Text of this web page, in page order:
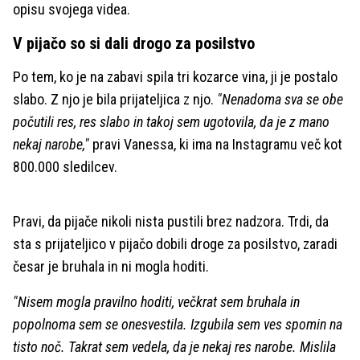
opisu svojega videa.
V pijačo so si dali drogo za posilstvo
Po tem, ko je na zabavi spila tri kozarce vina, ji je postalo
slabo. Z njo je bila prijateljica z njo. "Nenadoma sva se obe
počutili res, res slabo in takoj sem ugotovila, da je z mano
nekaj narobe," pravi Vanessa, ki ima na Instagramu več kot
800.000 sledilcev.
Pravi, da pijače nikoli nista pustili brez nadzora. Trdi, da
sta s prijateljico v pijačo dobili droge za posilstvo, zaradi
česar je bruhala in ni mogla hoditi.
"Nisem mogla pravilno hoditi, večkrat sem bruhala in
popolnoma sem se onesvestila. Izgubila sem ves spomin na
tisto noč. Takrat sem vedela, da je nekaj res narobe. Mislila